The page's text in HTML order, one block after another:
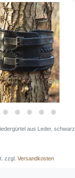
aus Leder, schwarz,
zzgl.Versandkosten